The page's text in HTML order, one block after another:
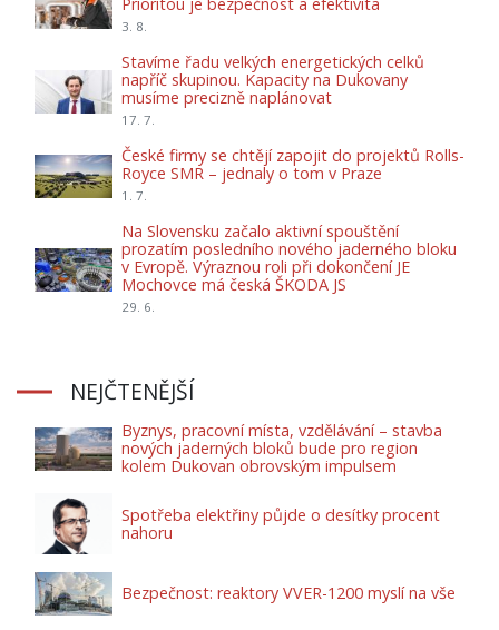
Prioritou je bezpečnost a efektivita
3. 8.
Stavíme řadu velkých energetických celků
napříč skupinou. Kapacity na Dukovany
musíme precizně naplánovat
17. 7.
České firmy se chtějí zapojit do projektů Rolls-
Royce SMR – jednaly o tom v Praze
1. 7.
Na Slovensku začalo aktivní spouštění
prozatím posledního nového jaderného bloku
v Evropě. Výraznou roli při dokončení JE
Mochovce má česká ŠKODA JS
29. 6.
NEJČTENĚJŠÍ
Byznys, pracovní místa, vzdělávání – stavba
nových jaderných bloků bude pro region
kolem Dukovan obrovským impulsem
Spotřeba elektřiny půjde o desítky procent
nahoru
Bezpečnost: reaktory VVER-1200 myslí na vše